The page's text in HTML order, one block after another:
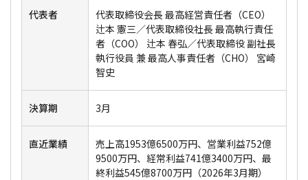
代表者
代表取締役会長 最高経営責任者（CEO）
辻本 憲三／代表取締役社長 最高執行責任
者（COO） 辻本 春弘／代表取締役 副社長
執行役員 兼 最高人事責任者（CHO） 宮崎
智史
決算期 3月
直近業績
売上高1953億6500万円、営業利益752億
9500万円、経常利益741億3400万円、最
終利益545億8700万円（2026年3月期）